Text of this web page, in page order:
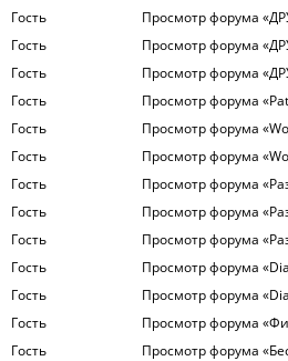
Гость
Просмотр форума
Гость
Просмотр форума
Гость
Просмотр форума
Гость
Просмотр форума
Гость
Просмотр форума
Гость
Просмотр форума
Гость
Просмотр форума
Гость
Просмотр форума
Гость
Просмотр форума
Гость
Просмотр форума
Гость
Просмотр форума
Гость
Просмотр форума
Гость
Просмотр форума